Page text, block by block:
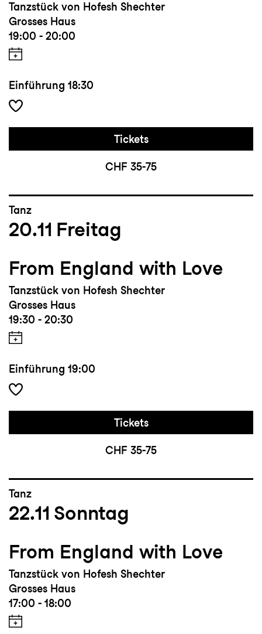
Tanzstück von Hofesh Shechter
Grosses Haus
19:00 - 20:00
Einführung 18:30
Tickets
CHF 35-75
Tanz
20.11 Freitag
From England with Love
Tanzstück von Hofesh Shechter
Grosses Haus
19:30 - 20:30
Einführung 19:00
Tickets
CHF 35-75
Tanz
22.11 Sonntag
From England with Love
Tanzstück von Hofesh Shechter
Grosses Haus
17:00 - 18:00